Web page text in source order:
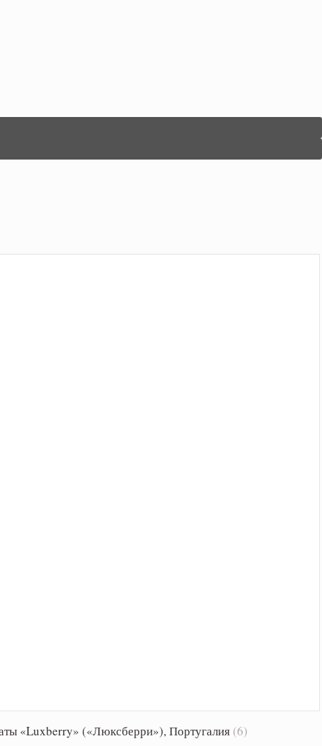
«Luxberry» («Люксберри»), Португалия (6)